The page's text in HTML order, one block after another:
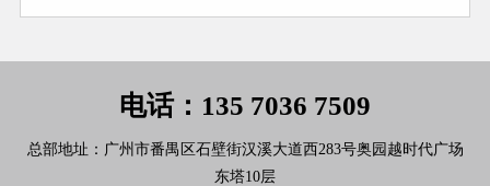
电话：135 7036 7509
总部地址：广州市番禺区石壁街汉溪大道西283号奥园越时代广场
东塔10层